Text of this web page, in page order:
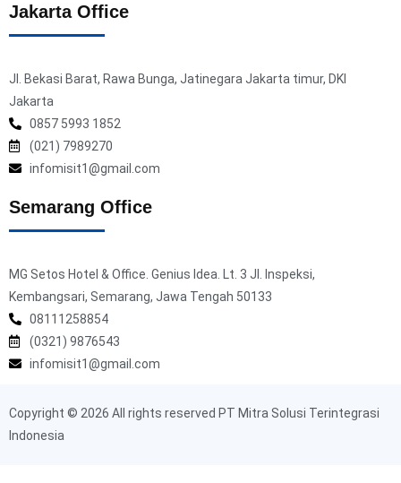
Jakarta Office
Jl. Bekasi Barat, Rawa Bunga, Jatinegara Jakarta timur, DKI
Jakarta
0857 5993 1852
(021) 7989270
infomisit1@gmail.com
Semarang Office
MG Setos Hotel & Office. Genius Idea. Lt. 3 Jl. Inspeksi,
Kembangsari, Semarang, Jawa Tengah 50133
08111258854
(0321) 9876543
infomisit1@gmail.com
Copyright © 2026 All rights reserved PT Mitra Solusi Terintegrasi
Indonesia